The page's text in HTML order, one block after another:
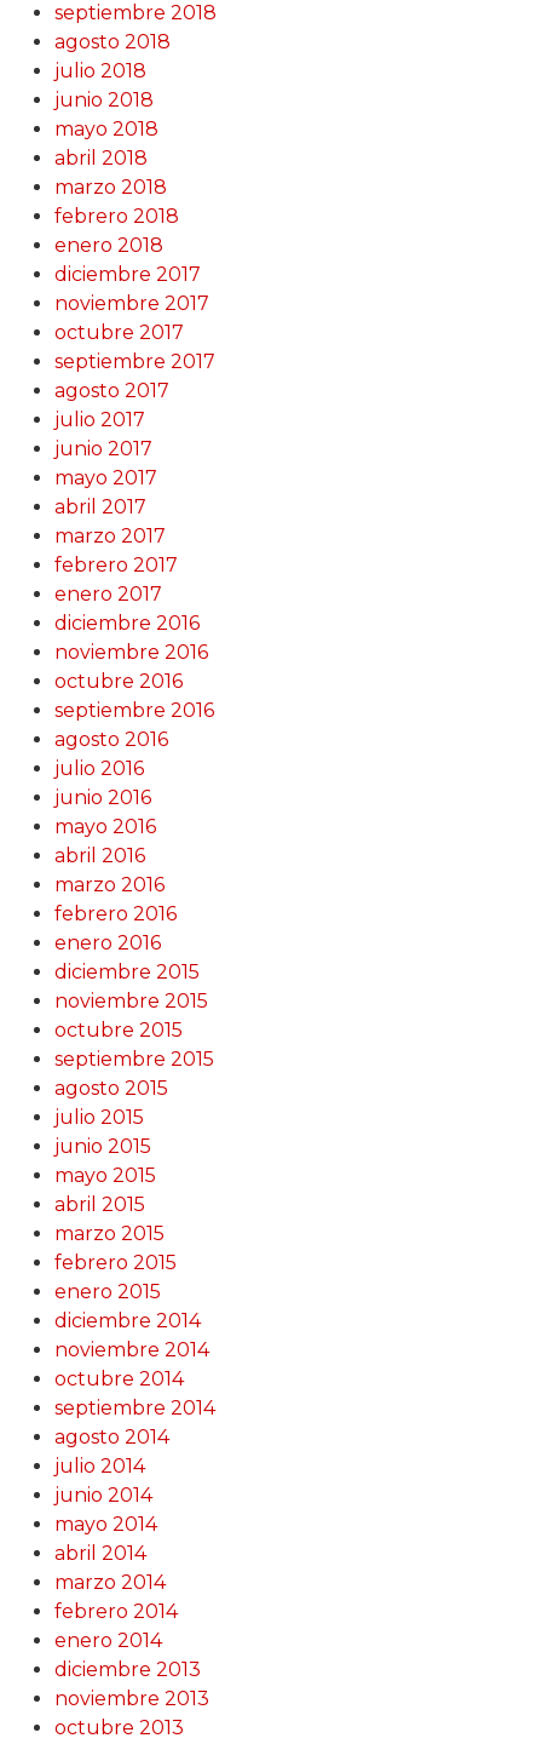
septiembre 2018
agosto 2018
julio 2018
junio 2018
mayo 2018
abril 2018
marzo 2018
febrero 2018
enero 2018
diciembre 2017
noviembre 2017
octubre 2017
septiembre 2017
agosto 2017
julio 2017
junio 2017
mayo 2017
abril 2017
marzo 2017
febrero 2017
enero 2017
diciembre 2016
noviembre 2016
octubre 2016
septiembre 2016
agosto 2016
julio 2016
junio 2016
mayo 2016
abril 2016
marzo 2016
febrero 2016
enero 2016
diciembre 2015
noviembre 2015
octubre 2015
septiembre 2015
agosto 2015
julio 2015
junio 2015
mayo 2015
abril 2015
marzo 2015
febrero 2015
enero 2015
diciembre 2014
noviembre 2014
octubre 2014
septiembre 2014
agosto 2014
julio 2014
junio 2014
mayo 2014
abril 2014
marzo 2014
febrero 2014
enero 2014
diciembre 2013
noviembre 2013
octubre 2013